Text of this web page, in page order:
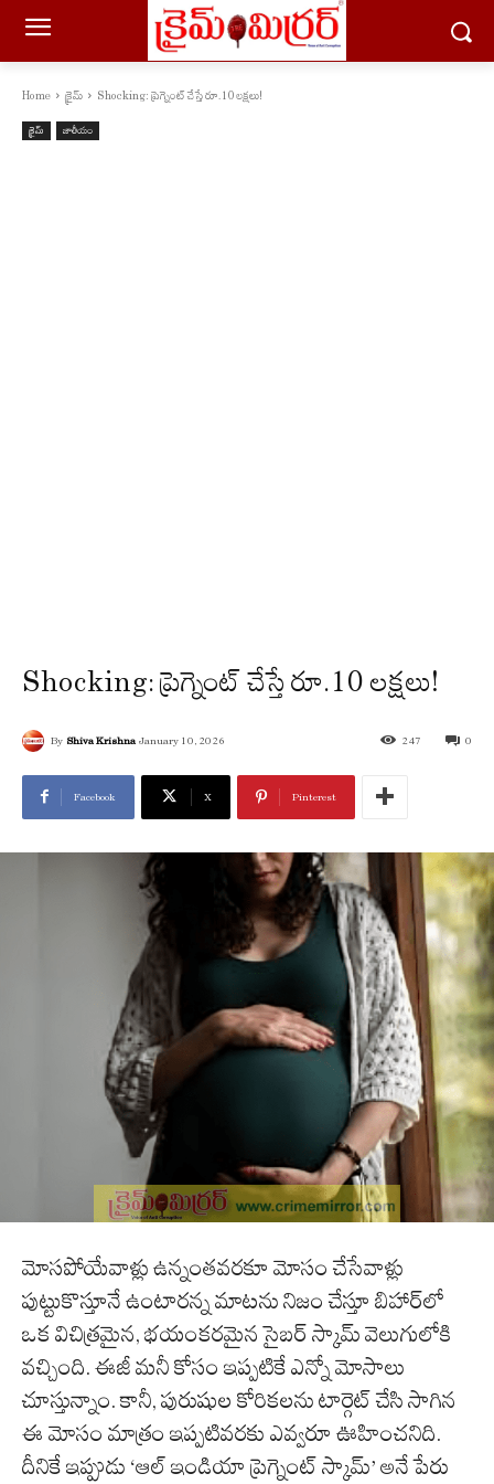
Home క్రైమ్ Shocking: ప్రెగ్నెంట్ చేస్తే రూ.10 లక్షలు!
క్రైమ్ జాతీయం
Shocking: ప్రెగ్నెంట్ చేస్తే రూ.10 లక్షలు!
By Shiva Krishna January 10, 2026 0
247
Facebook X Pinterest
మోసపోయేవాళ్లు ఉన్నంతవరకూ మోసం చేసేవాళ్లు
పుట్టుకొస్తూనే ఉంటారన్న మాటను నిజం చేస్తూ బిహార్‌లో
ఒక విచిత్రమైన, భయంకరమైన సైబర్ స్కామ్ వెలుగులోకి
వచ్చింది. ఈజీ మనీ కోసం ఇప్పటికే ఎన్నో మోసాలు
చూస్తున్నాం. కానీ, పురుషుల కోరికలను టార్గెట్ చేసి సాగిన
ఈ మోసం మాత్రం ఇప్పటివరకు ఎవ్వరూ ఊహించనిది.
దీనికే ఇప్పుడు ‘ఆల్ ఇండియా ప్రెగ్నెంట్ స్కామ్’ అనే పేరు